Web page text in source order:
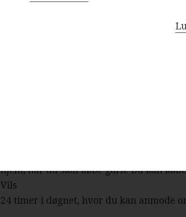
og resten af landet for den sags skyld.
du få leveret din bestilling inden for få
, så kan du trøste dig med, at du altid
Der er ingen grænser for, hvad man kan
garnbutikker. Det omfatter bl.a. garn,
hæklenåle og mange andre nyttige
internettets muligheder er du ikke
hjem, når du skal købe garn. Du kan
Vils
24 timer i døgnet, hvor du kan anmode